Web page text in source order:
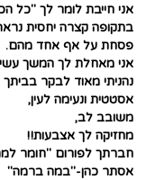
אני חייבת לומר לך "כל
בתקופה קצרה יחסית
פסחת על אף אחד מהם.
אני מאחלת לך המשך
נהניתי מאוד לבקר
אסטטית ונעימה לעין,
משובב לב,
מחזיקה לך אצבעות!!
חברתך לפורום "חומר
אסתר כהן-"במה ברמה"